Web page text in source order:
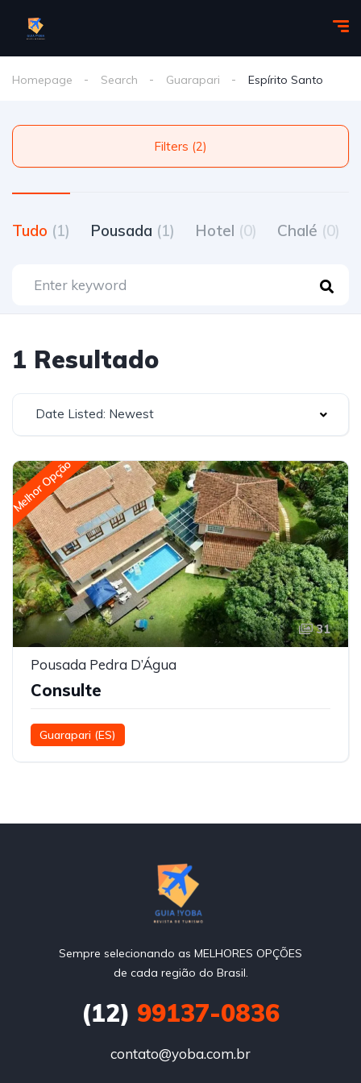
Homepage Search Guarapari Espírito Santo
Filters (2)
Tudo (1) Pousada (1) Hotel (0) Chalé (0)
1 Resultado
Date Listed: Newest
Melhor Opção
31
Pousada Pedra D’Água
Consulte
Guarapari (ES)
Sempre selecionando as MELHORES OPÇÕES
de cada região do Brasil.
(12) 99137-0836
contato@yoba.com.br